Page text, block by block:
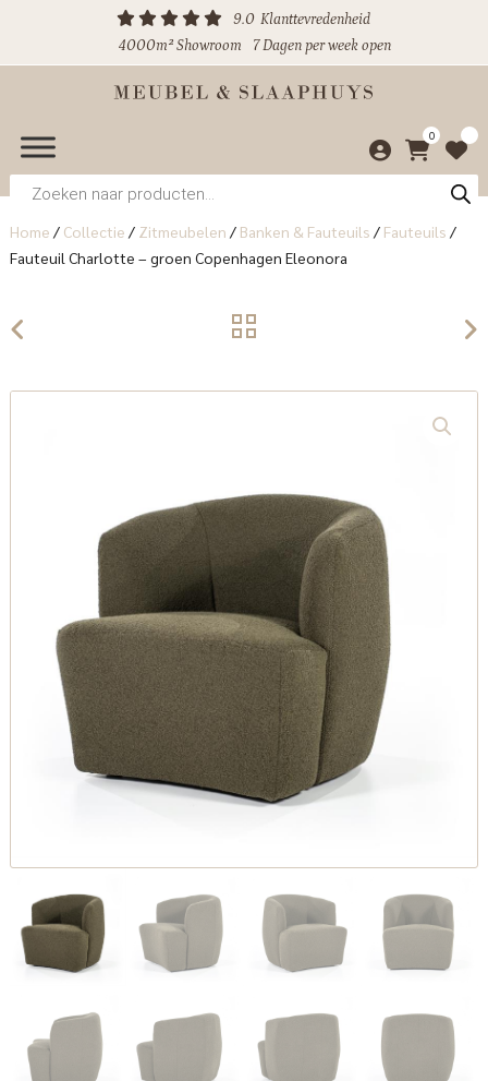
9.0 Klanttevredenheid
4000m² Showroom
7 Dagen per week open
0
Producten
zoeken
Home / Collectie / Zitmeubelen / Banken & Fauteuils / Fauteuils /
Fauteuil Charlotte – groen Copenhagen Eleonora